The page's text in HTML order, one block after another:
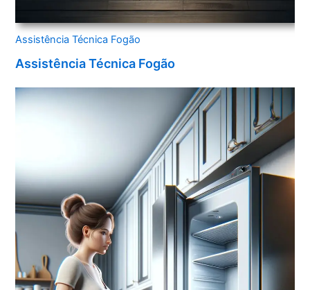
Assistência Técnica Fogão
Assistência Técnica Fogão